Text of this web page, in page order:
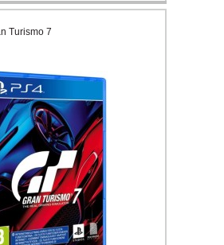
Turismo 7